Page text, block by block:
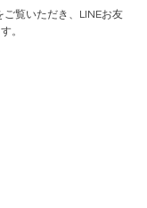
覧いただき、LINEお友
。